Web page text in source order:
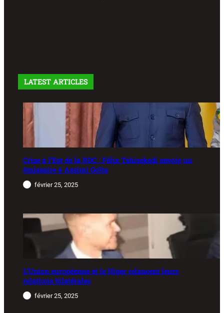
LATEST ARTICLES
Crise à l’Est de la RDC : Félix Tshisekedi envoie un
émissaire à Assimi Goïta
février 25, 2025
L’Union européenne et le Niger relancent leurs
relations bilatérales
février 25, 2025